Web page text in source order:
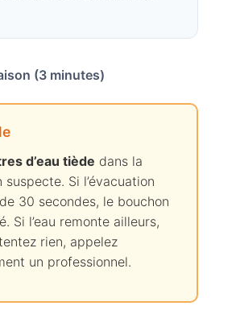
(3 minutes)
d’eau tiède dans la
suspecte. Si l’évacuation
30 secondes, le bouchon
Si l’eau remonte ailleurs,
rien, appelez
un professionnel.